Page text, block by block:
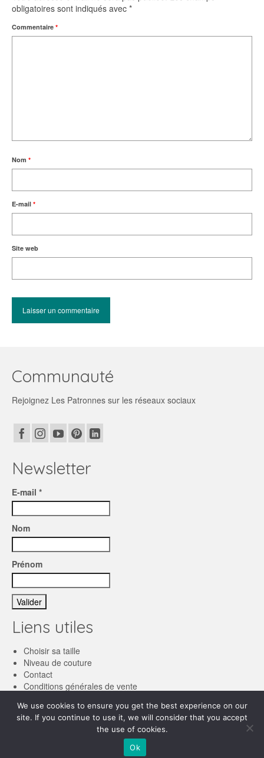
obligatoires sont indiqués avec *
Commentaire *
Nom *
E-mail *
Site web
Communauté
Rejoignez Les Patronnes sur les réseaux sociaux
Newsletter
E-mail *
Nom
Prénom
Liens utiles
Choisir sa taille
Niveau de couture
Contact
Conditions générales de vente
We use cookies to ensure you get the best experience on our
site. If you continue to use it, we will consider that you accept
the use of cookies.
Ok